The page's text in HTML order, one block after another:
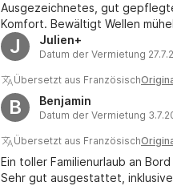
Ausgezeichnetes, gut
Komfort. Bewältigt Wellen
J Julien+
Datum der Vermietung
Übersetzt aus Französisch
B Benjamin
Datum der Vermietung
Übersetzt aus Französisch
Ein toller Familienurlaub an
Sehr gut ausgestattet,